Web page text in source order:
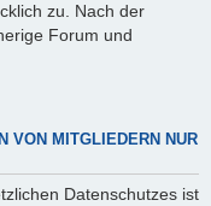
zu. Nach der
Forum und
VON MITGLIEDERN NUR
Datenschutzes ist